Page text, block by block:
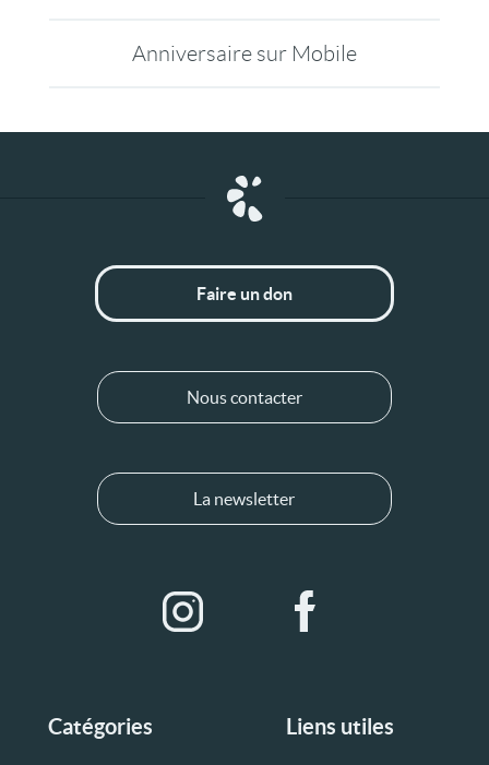
Anniversaire sur Mobile
Catégories Liens utiles
Faire un don
Nous contacter
La newsletter